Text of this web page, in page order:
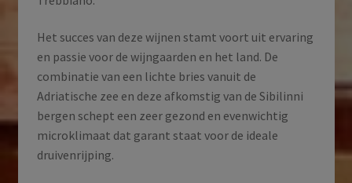
Het succes van deze wijnen stamt voort uit ervaring
en passie voor de wijngaarden en het land. De
combinatie van een lichte bries vanuit de
Adriatische zee en deze afkomstig van de Sibilinni
bergen schept een zeer gezond en evenwichtig
microklimaat dat garant staat voor de ideale
druivenrijping.